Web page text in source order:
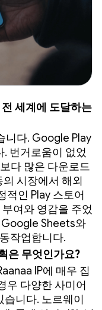
세계에 도달하는
니다. Google Play
번거로움이 없었
다 많은 다운로드
시장에서 해외
적인 Play 스토어
여와 영감을 주었
Google Sheets와
작업합니다.
은 무엇인가요?
IP에 매우 집
우 다양한 사미어
니다. 노르웨이